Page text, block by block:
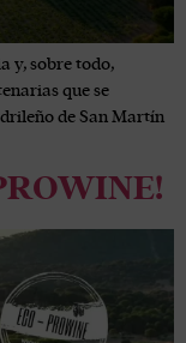
y, sobre todo,
que se
de San Martín